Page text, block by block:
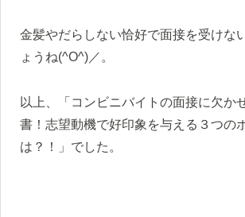
金髪やだらしない恰好で面接を受けな
ょうね(^O^)／。
以上、「コンビニバイトの面接に欠か
書！志望動機で好印象を与える３つの
は？！」でした。